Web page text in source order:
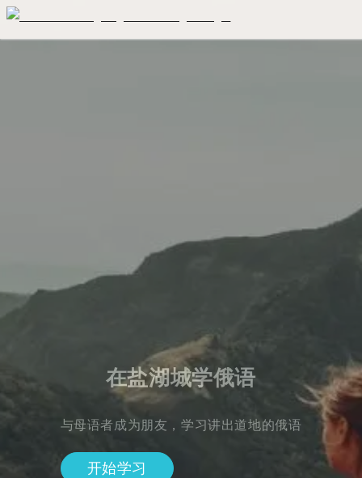
在盐湖城学俄语
与母语者成为朋友，学习讲出道地的俄语
开始学习